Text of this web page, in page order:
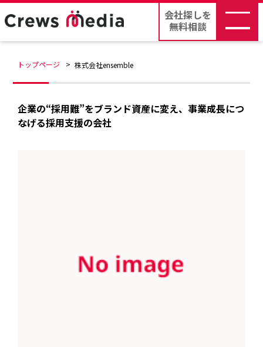
会社探しを
無料相談
トップページ 株式会社ensemble
企業の“採用難”をブランド資産に変え、事業成長につ
なげる採用支援の会社